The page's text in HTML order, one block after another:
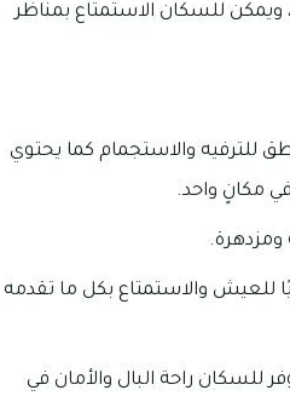
بها، ويمكن للسكان الاستمتاع بمناظر
للترفيه والاستجمام كما يحتوي
مكانٍ واحد.
للعيش والاستمتاع بكل ما تقدمه
يوفر للسكان راحة البال والأمان في